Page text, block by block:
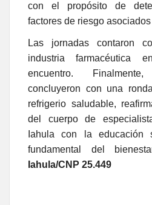
con el propósito de
factores de riesgo
Las jornadas contaron
industria farmacéutica
encuentro.
concluyeron con una
refrigerio saludable,
del cuerpo de
Iahula con la educación
fundamental del
Iahula/CNP 25.449